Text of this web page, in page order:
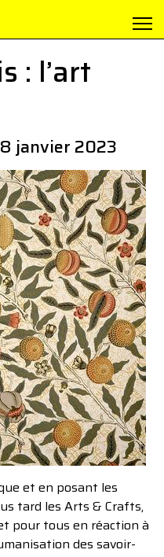
: l’art
janvier 2023
et en posant les
tard les Arts & Crafts,
pour tous en réaction à
des savoir-